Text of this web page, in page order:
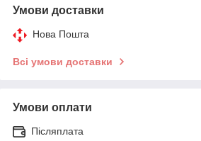
Умови доставки
Нова Пошта
Всі умови доставки
Умови оплати
Післяплата